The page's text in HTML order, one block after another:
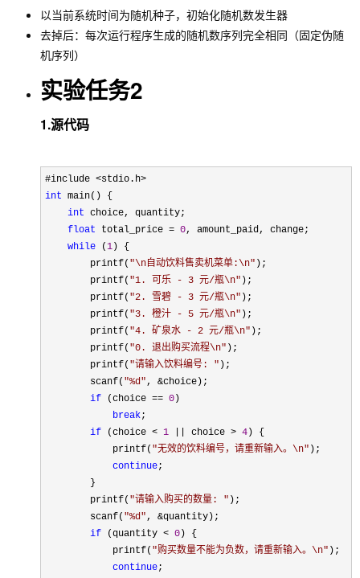
以当前系统时间为随机种子，初始化随机数发生器
去掉后：每次运行程序生成的随机数序列完全相同（固定伪随
机序列）
实验任务2
1.源代码
int main() {
int choice, quantity;
float total_price = 0, amount_paid, change;
while (1 ) {
        printf(
"\n自动饮料售卖机菜单:\n" );
        printf(
"1. 可乐 - 3 元/瓶\n" );
        printf(
"2. 雪碧 - 3 元/瓶\n" );
        printf(
"3. 橙汁 - 5 元/瓶\n" );
        printf(
"4. 矿泉水 - 2 元/瓶\n" );
        printf(
"0. 退出购买流程\n" );
        printf(
"请输入饮料编号: " );
        scanf(
"%d", &choice);
if (choice == 0 )
break;
if (choice < 1 || choice > 4 ) {
            printf(
"无效的饮料编号，请重新输入。\n" );
continue;
        }
        printf(
"请输入购买的数量: " );
        scanf(
"%d", &quantity);
if (quantity < 0 ) {
            printf(
"购买数量不能为负数，请重新输入。\n" );
continue;